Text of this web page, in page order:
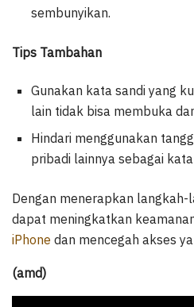
sembunyikan.
Tips Tambahan
Gunakan kata sandi yang
lain tidak bisa membuka
Hindari menggunakan
pribadi lainnya sebagai kata
Dengan menerapkan langkah-
dapat meningkatkan
iPhone dan mencegah akses
(amd)